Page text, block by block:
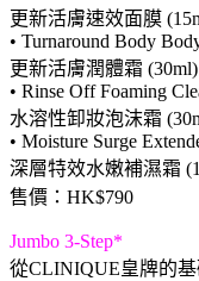
更新活膚速效面膜
• Turnaround Body
更新活膚潤體霜 (30ml)
• Rinse Off Foaming
水溶性卸妝泡沫霜
• Moisture Surge
深層特效水嫩補濕霜
售價：HK$790
Jumbo 3-Step*
從CLINIQUE皇牌的